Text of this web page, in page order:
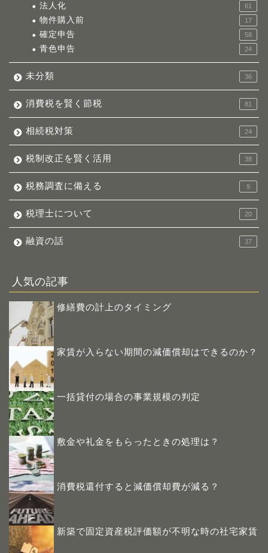
法人化 61
物件購入前 17
確定申告 58
青色申告 24
未分類 36
消費税を賢く節税 81
相続税対策 24
税制改正を賢く活用 38
税務調査に備える 9
税理士について 20
融資の話 37
人気の記事
修繕費の計上のタイミング
家賃が入らない期間の減価償却はできるのか？
一括貸付の場合の事業規模の判定
敷金や礼金をもらったときの処理は？
消費税還付すると減価償却費が減る？
新築で固定資産税評価額が不明な時の社宅家賃